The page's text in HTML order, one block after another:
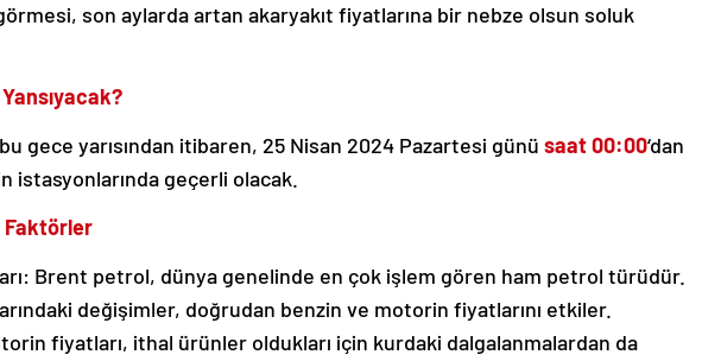
son aylarda artan akaryakıt fiyatlarına bir nebze olsun soluk
gece yarısından itibaren, 25 Nisan 2024 Pazartesi günü saat 00:00‘dan
istasyonlarında geçerli olacak.
Faktörler
Brent petrol, dünya genelinde en çok işlem gören ham petrol türüdür.
değişimler, doğrudan benzin ve motorin fiyatlarını etkiler.
fiyatları, ithal ürünler oldukları için kurdaki dalgalanmalardan da